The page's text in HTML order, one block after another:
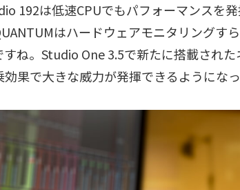
192は低速CPUでもパフォーマンスを
はハードウェアモニタリングす
ね。Studio One 3.5で新たに搭載され
果で大きな威力が発揮できるようになっ